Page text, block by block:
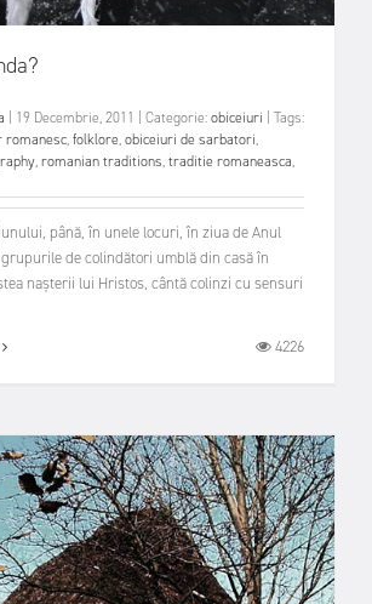
19 Decembrie, 2011 Categorie:obiceiuri
Tags:
romanesc,folklore,obiceiuri de sarbatori,
,romanian traditions,traditie romaneasca,
până, în unele locuri, în ziua de Anul
grupurile de colindători umblă din casă în
nașterii lui Hristos, cântă colinzi cu sensuri
4226